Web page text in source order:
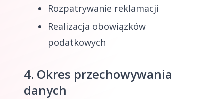
Rozpatrywanie reklamacji
Realizacja obowiązków
podatkowych
4. Okres przechowywania
danych